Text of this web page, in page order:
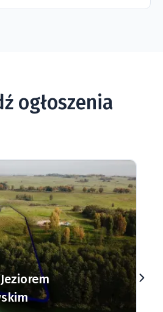
ogłoszenia
nad Jeziorem